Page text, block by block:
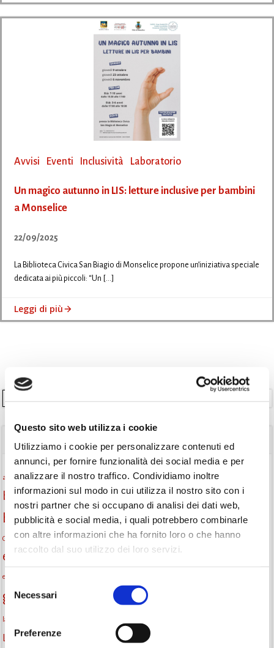
Questo sito web utilizza i cookie
Utilizziamo i cookie per personalizzare contenuti ed
annunci, per fornire funzionalità dei social media e per
analizzare il nostro traffico. Condividiamo inoltre
informazioni sul modo in cui utilizza il nostro sito con i
nostri partner che si occupano di analisi dei dati web,
pubblicità e social media, i quali potrebbero combinarle
con altre informazioni che ha fornito loro o che hanno
raccolto dal suo utilizzo dei loro servizi.
Selezione
delNecessari
Preferenze
Avvisi Eventi Inclusività Laboratorio
Un magico autunno in LIS: letture inclusive per bambini
a Monselice
22/09/2025
La Biblioteca Civica San Biagio di Monselice propone un’iniziativa speciale
dedicata ai più piccoli: “Un […]
Leggi di più
attività per bambini Attività per ragazzi Autore
biblioteca biblioteca di Monselice
biblioteca Monselice Biblioteca San Biagio
Centro per il libro e la lettura cittàchelegge cultura eventi biblioteca
eventi culturali
eventi Monselice
gruppo di lettura incontri letterari
laboratori creativi
Lettori itineranti lettura ad alta voce